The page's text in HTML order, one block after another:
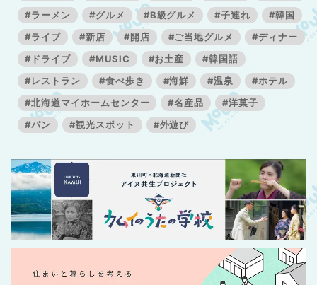
#ラーメン
#グルメ #B級グルメ #子連れ
#韓国
#ライブ
#新店 #開店 #ご当地グルメ
#ディナー
#ドライブ
#MUSIC #お土産
#韓国語
#レストラン
#食べ歩き #海鮮 #温泉
#ホテル
#北海道マイホームセンター
#名産品
#洋菓子
#パン
#観光スポット #外遊び